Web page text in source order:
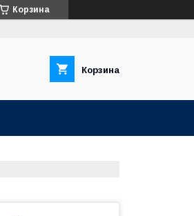
Корзина
Корзина